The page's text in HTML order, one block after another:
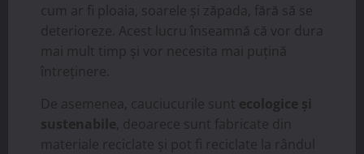
cum ar fi ploaia, soarele și zăpada, fără să se
deterioreze. Acest lucru înseamnă că vor dura
mai mult timp și vor necesita mai puțină
întreținere.
De asemenea, cauciucurile sunt ecologice și
sustenabile , deoarece sunt fabricate din
materiale reciclate și pot fi reciclate la rândul